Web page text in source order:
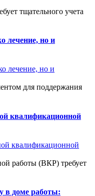
тщательного учета
лечение, но и
для поддержания
квалификационной
работы (ВКР) требует
в доме работы: